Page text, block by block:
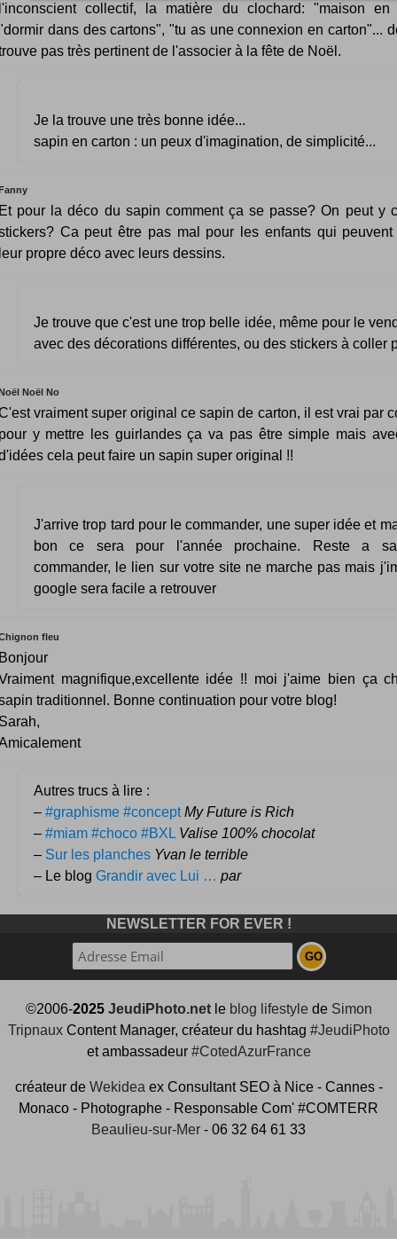
collectif, la matière du clochard: "maison en
dans des cartons", "tu as une connexion en carton"...
pas très pertinent de l'associer à la fête de Noël.
Je la trouve une très bonne idée...
sapin en carton : un peux d'imagination, de simplicité...
pour la déco du sapin comment ça se passe? On peut y
Ca peut être pas mal pour les enfants qui peuvent
propre déco avec leurs dessins.
Je trouve que c'est une trop belle idée, même pour le
avec des décorations différentes, ou des stickers à coller
Noël No
vraiment super original ce sapin de carton, il est vrai par
y mettre les guirlandes ça va pas être simple mais
cela peut faire un sapin super original !!
J'arrive trop tard pour le commander, une super idée et
bon ce sera pour l'année prochaine. Reste a
commander, le lien sur votre site ne marche pas mais
google sera facile a retrouver
fleu
magnifique,excellente idée !! moi j'aime bien ça
traditionnel. Bonne continuation pour votre blog!
Autres trucs à lire :
– #graphisme #concept My Future is Rich
– #miam #choco #BXL Valise 100% chocolat
– Sur les planches Yvan le terrible
– Le blog Grandir avec Lui … par
NEWSLETTER FOR EVER !
©2006-2025 JeudiPhoto.netle blog lifestylede Simon
TripnauxContent Manager, créateur du hashtag #JeudiPhoto
et ambassadeur #CotedAzurFrance
créateur de Wekidea ex Consultant SEO à Nice - Cannes -
Monaco - Photographe - Responsable Com' #COMTERR
Beaulieu-sur-Mer - 06 32 64 61 33